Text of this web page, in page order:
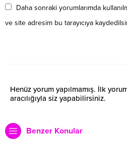
Daha sonraki yorumlarımda
ve site adresim bu tarayıcıya
Henüz yorum yapılmamış. İlk
aracılığıyla siz yapabilirsiniz.
Benzer Konular